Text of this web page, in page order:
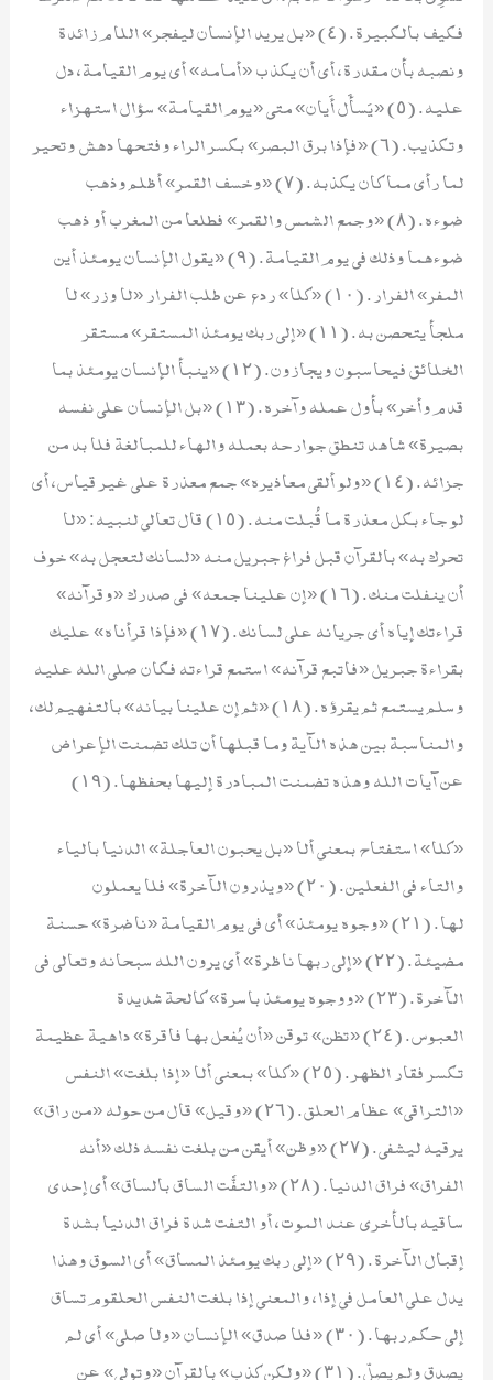
فكيف بالكبيرة. (٤) «بل يريد الإنسان ليفجر» اللام زائدة
ونصبه بأن مقدرة، أي أن يكذب «أمامه» أي يوم القيامة، دل
عليه. (٥) «يَسأَل أَيان» متى «يوم القيامة» سؤال استهزاء
وتكذيب. (٦) «فإذا برق البصر» بكسر الراء وفتحها دهش وتحير
لما رأى مما كان يكذبه. (٧) «وخسف القمر» أظلم وذهب
ضوءه. (٨) «وجمع الشمس والقمر» فطلعا من المغرب أو ذهب
ضوءهما وذلك في يوم القيامة. (٩) «يقول الإنسان يومئذ أين
المفر» الفرار. (١٠) «كلا» ردع عن طلب الفرار «لا وزر» لا
ملجأ يتحصن به. (١١) «إلى ربك يومئذ المستقر» مستقر
الخلائق فيحاسبون ويجازون. (١٢) «ينبأ الإنسان يومئذ بما
قدم وأخر» بأول عمله وآخره. (١٣) «بل الإنسان على نفسه
بصيرة» شاهد تنطق جوارحه بعمله والهاء للمبالغة فلا بد من
جزائه. (١٤) «ولو ألقى معاذيره» جمع معذرة على غير قياس، أي
لو جاء بكل معذرة ما قُبلت منه. (١٥) قال تعالى لنبيه: «لا
تحرك به» بالقرآن قبل فراغ جبريل منه «لسانك لتعجل به» خوف
أن ينفلت منك. (١٦) «إن علينا جمعه» في صدرك «وقرآنه»
قراءتك إياه أي جريانه على لسانك. (١٧) «فإذا قرأناه» عليك
بقراءة جبريل «فاتبع قرآنه» استمع قراءته فكان صلى الله عليه
وسلم يستمع ثم يقرؤه. (١٨) «ثم إن علينا بيانه» بالتفهيم لك،
والمناسبة بين هذه الآية وما قبلها أن تلك تضمنت الإعراض
عن آيات الله وهذه تضمنت المبادرة إليها بحفظها. (١٩)
«كلا» استفتاح بمعنى ألا «بل يحبون العاجلة» الدنيا بالياء
والتاء في الفعلين. (٢٠) «ويذرون الآخرة» فلا يعملون
لها. (٢١) «وجوه يومئذ» أي في يوم القيامة «ناضرة» حسنة
مضيئة. (٢٢) «إلى ربها ناظرة» أي يرون الله سبحانه وتعالى في
الآخرة. (٢٣) «ووجوه يومئذ باسرة» كالحة شديدة
العبوس. (٢٤) «تظن» توقن «أن يُفعل بها فاقرة» داهية عظيمة
تكسر فقار الظهر. (٢٥) «كلا» بمعنى ألا «إذا بلغت» النفس
«التراقي» عظام الحلق. (٢٦) «وقيل» قال من حوله «من راق»
يرقيه ليشفى. (٢٧) «وظن» أيقن من بلغت نفسه ذلك «أنه
الفراق» فراق الدنيا. (٢٨) «والتفَّت الساق بالساق» أي إحدى
ساقيه بالأخرى عند الموت، أو التفت شدة فراق الدنيا بشدة
إقبال الآخرة. (٢٩) «إلى ربك يومئذ المساق» أي السوق وهذا
يدل على العامل في إذا، والمعنى إذا بلغت النفس الحلقوم تساق
إلى حكم ربها. (٣٠) «فلا صدق» الإنسان «ولا صلى» أي لم
يصدق ولم يصلِّ. (٣١) «ولكن كذب» بالقرآن «وتولى» عن